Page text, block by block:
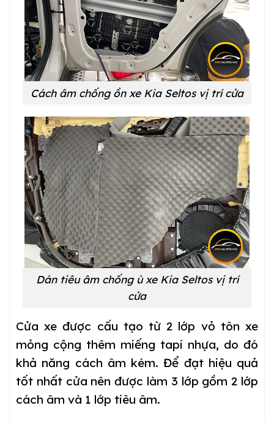
Cách âm chống ồn xe Kia Seltos vị trí cửa
Dán tiêu âm chống ù xe Kia Seltos vị trí
cửa
Cửa xe được cấu tạo từ 2 lớp vỏ tôn xe
mỏng cộng thêm miếng tapi nhựa, do đó
khả năng cách âm kém. Để đạt hiệu quả
tốt nhất cửa nên được làm 3 lớp gồm 2 lớp
cách âm và 1 lớp tiêu âm.